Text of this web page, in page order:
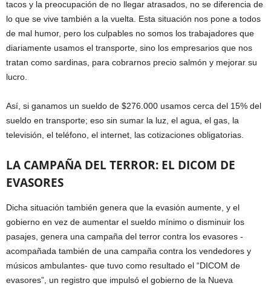
tacos y la preocupación de no llegar atrasados, no se diferencia de
lo que se vive también a la vuelta. Esta situación nos pone a todos
de mal humor, pero los culpables no somos los trabajadores que
diariamente usamos el transporte, sino los empresarios que nos
tratan como sardinas, para cobrarnos precio salmón y mejorar su
lucro.
Así, si ganamos un sueldo de $276.000 usamos cerca del 15% del
sueldo en transporte; eso sin sumar la luz, el agua, el gas, la
televisión, el teléfono, el internet, las cotizaciones obligatorias.
LA CAMPAÑA DEL TERROR: EL DICOM DE
EVASORES
Dicha situación también genera que la evasión aumente, y el
gobierno en vez de aumentar el sueldo mínimo o disminuir los
pasajes, genera una campaña del terror contra los evasores -
acompañada también de una campaña contra los vendedores y
músicos ambulantes- que tuvo como resultado el “DICOM de
evasores”, un registro que impulsó el gobierno de la Nueva